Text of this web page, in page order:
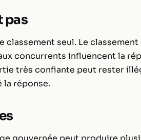
pas
classement seul. Le
concurrents influencent la
très confiante peut rester
la réponse.